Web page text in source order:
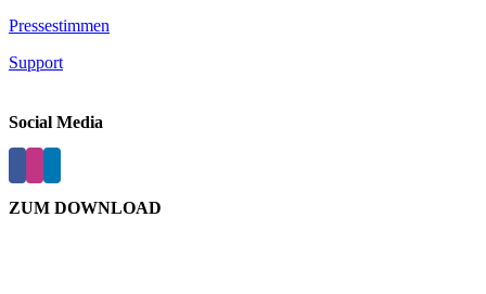
Pressestimmen
Support
Social Media
ZUM DOWNLOAD